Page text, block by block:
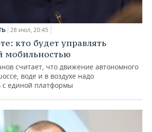
28 июл, 20:45
кто будет управлять
мобильностью
считает, что движение автономного
воде и в воздухе надо
с единой платформы